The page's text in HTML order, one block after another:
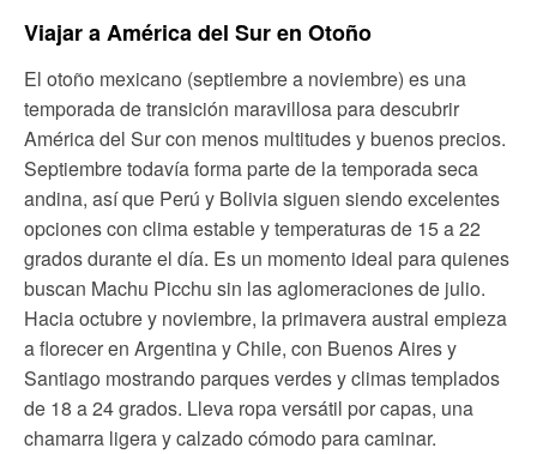
Viajar a América del Sur en Otoño
El otoño mexicano (septiembre a noviembre) es una
temporada de transición maravillosa para descubrir
América del Sur con menos multitudes y buenos precios.
Septiembre todavía forma parte de la temporada seca
andina, así que Perú y Bolivia siguen siendo excelentes
opciones con clima estable y temperaturas de 15 a 22
grados durante el día. Es un momento ideal para quienes
buscan Machu Picchu sin las aglomeraciones de julio.
Hacia octubre y noviembre, la primavera austral empieza
a florecer en Argentina y Chile, con Buenos Aires y
Santiago mostrando parques verdes y climas templados
de 18 a 24 grados. Lleva ropa versátil por capas, una
chamarra ligera y calzado cómodo para caminar.